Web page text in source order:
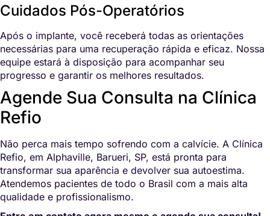
Cuidados Pós-Operatórios
Após o implante, você receberá todas as orientações
necessárias para uma recuperação rápida e eficaz. Nossa
equipe estará à disposição para acompanhar seu
progresso e garantir os melhores resultados.
Agende Sua Consulta na Clínica
Refio
Não perca mais tempo sofrendo com a calvície. A Clínica
Refio, em Alphaville, Barueri, SP, está pronta para
transformar sua aparência e devolver sua autoestima.
Atendemos pacientes de todo o Brasil com a mais alta
qualidade e profissionalismo.